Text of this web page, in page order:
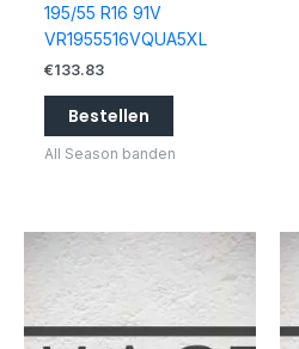
195/55 R16 91V
VR1955516VQUA5XL
€133.83
Bestellen
All Season banden